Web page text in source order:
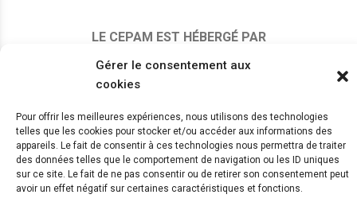
Gérer le consentement aux
cookies
Pour offrir les meilleures expériences, nous utilisons des technologies
telles que les cookies pour stocker et/ou accéder aux informations des
appareils. Le fait de consentir à ces technologies nous permettra de traiter
des données telles que le comportement de navigation ou les ID uniques
sur ce site. Le fait de ne pas consentir ou de retirer son consentement peut
avoir un effet négatif sur certaines caractéristiques et fonctions.
LE CEPAM EST HÉBERGÉ PAR
© 2024 Copyright:CEPAM UMR7264, CNRS, CNRS
WebKit